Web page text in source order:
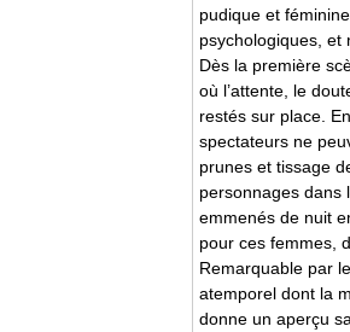
pudique et
psychologiques, et
Dès la première
où l’attente, le
restés sur place.
spectateurs ne
prunes et tissage
personnages dans
emmenés de nuit
pour ces femmes,
Remarquable par
atemporel dont la
donne un aperçu